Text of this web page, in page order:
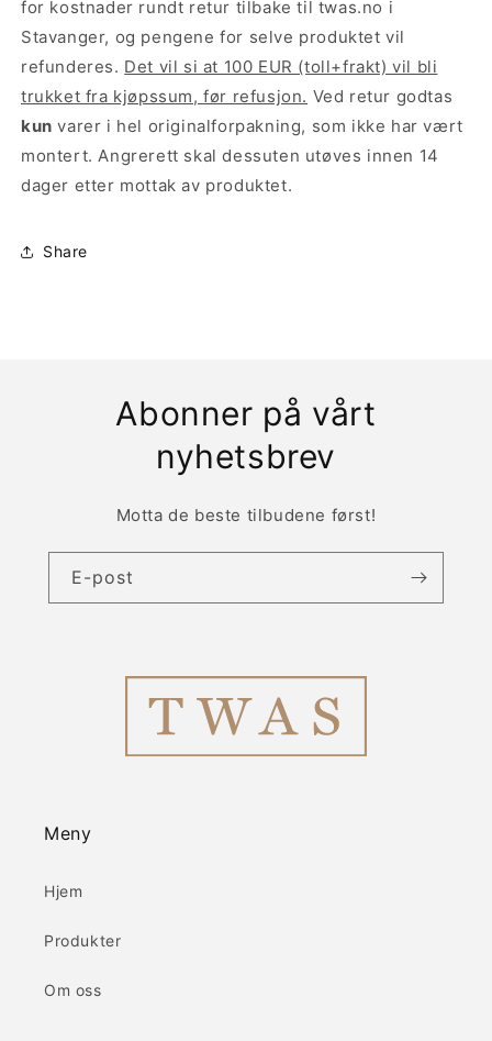
for kostnader rundt retur tilbake til twas.no i
Stavanger, og pengene for selve produktet vil
refunderes. Det vil si at 100 EUR (toll+frakt) vil bli
trukket fra kjøpssum, før refusjon. Ved retur godtas
kun varer i hel originalforpakning, som ikke har vært
montert. Angrerett skal dessuten utøves innen 14
dager etter mottak av produktet.
Share
Abonner på vårt
nyhetsbrev
Motta de beste tilbudene først!
E-post
Meny
Hjem
Produkter
Om oss